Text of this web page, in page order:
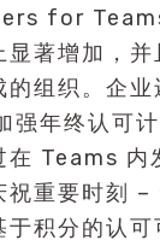
for
显著增加，
的组织。企业
年终认可
在 Teams 内
祝重要时刻 –
于积分的认